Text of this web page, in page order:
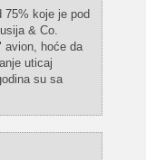
koje je pod
& Co.
avion, hoće da
uticaj
su sa